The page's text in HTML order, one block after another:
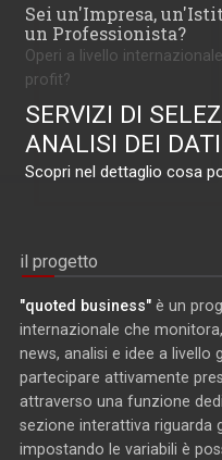
Sei un'Impresa,
un Professionista?
Operi a livello
profit?
SERVIZI DI
ANALISI DEI DATI
Scopri nel dettaglio cosa
il progetto
"quoted business" è un
internazionale che
news, analisi e idee a livello
partecipare attivamente
attraverso una funzione
sezione interattiva riguarda
impostando le variabili è